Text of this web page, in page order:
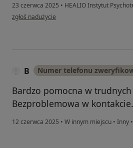
23 czerwca 2025 • HEALIO Instytut
w opinii użytkownika Daria
zgłoś nadużycie
B Numer telefonu
Bardzo pomocna w
Bezproblemowa w kontakcie.
12 czerwca 2025 • W innym miejscu • Inny •